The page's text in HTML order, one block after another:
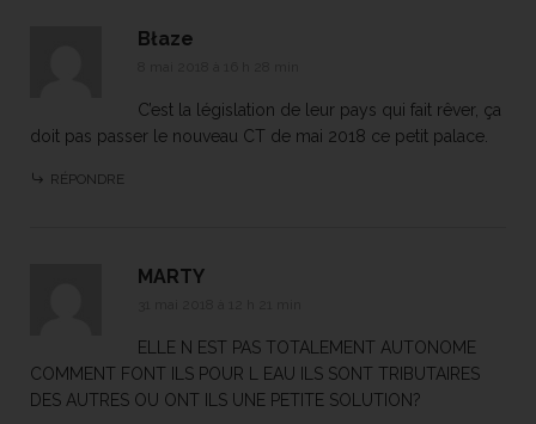
Błaze
C’est la législation de leur pays qui fait rêver, ça
doit pas passer le nouveau CT de mai 2018 ce petit palace.
RÉPONDRE
MARTY
ELLE N EST PAS TOTALEMENT AUTONOME
COMMENT FONT ILS POUR L EAU ILS SONT TRIBUTAIRES
DES AUTRES OU ONT ILS UNE PETITE SOLUTION?